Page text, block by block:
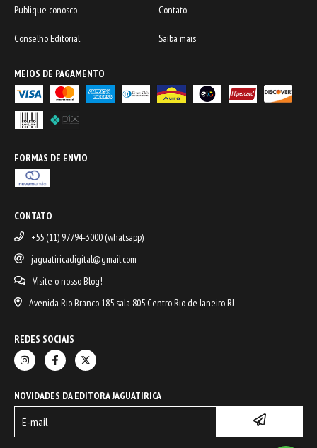
Publique conosco Contato
Conselho Editorial Saiba mais
MEIOS DE PAGAMENTO
FORMAS DE ENVIO
CONTATO
+55 (11) 97794-3000 (whatsapp)
jaguatiricadigital@gmail.com
Visite o nosso Blog!
Avenida Rio Branco 185 sala 805 Centro Rio de Janeiro RJ
REDES SOCIAIS
NOVIDADES DA EDITORA JAGUATIRICA